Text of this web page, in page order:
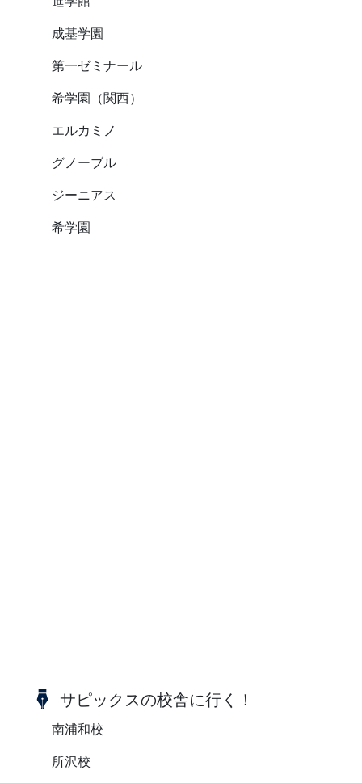
成基学園
第一ゼミナール
希学園（関西）
エルカミノ
グノーブル
ジーニアス
希学園
サピックスの校舎に行く！
南浦和校
所沢校